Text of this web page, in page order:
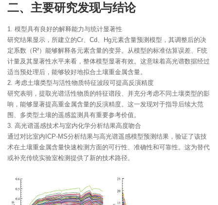
二、主要研究发现与结论
1. 模型具有良好的解释能力与统计显著性
研究结果显示，所建立的Cr、Cd、Hg元素含量预测模型，其调整后的决
定系数（R²）能够解释各元素含量的变异。从模型的标准估算误差、F统
计量及其显著性水平来看，整体模型显著有效。这意味着高光谱数据经过
适当预处理后，能够较好地拟合土壤重金属含量。
2. 考虑土壤类型与活性物质特征波段可提高反演精度
研究表明，提取光谱活性物质的特征谱段、并充分考虑不同土壤类型的影
响，能够显著提高重金属含量的反演精度。这一发现对于指导后续大范
围、多类型土壤的遥感监测具有重要参考价值。
3. 高光谱遥感技术与室内化学分析结果高度吻合
通过对比室内ICP-MS分析结果与高光谱遥感模型预测结果，验证了该技
术在土壤重金属含量快速检测方面的可行性、准确性和可靠性。这为替代
或补充传统实验室检测提供了新的技术路径。